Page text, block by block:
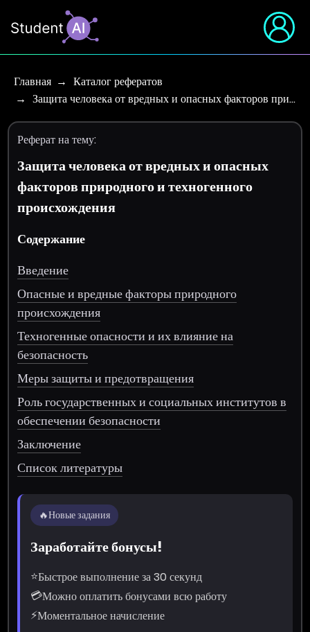
Главная
Каталог рефератов
Защита человека от вредных и опасных факторов при…
Реферат на тему:
Защита человека от вредных и опасных
факторов природного и техногенного
происхождения
Содержание
Введение
Опасные и вредные факторы природного
происхождения
Техногенные опасности и их влияние на
безопасность
Меры защиты и предотвращения
Роль государственных и социальных институтов в
обеспечении безопасности
Заключение
Список литературы
🔥Новые задания
Заработайте бонусы!
⭐Быстрое выполнение за 30 секунд
💳Можно оплатить бонусами всю работу
⚡Моментальное начисление